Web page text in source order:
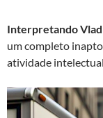
Interpretando
um completo
atividade